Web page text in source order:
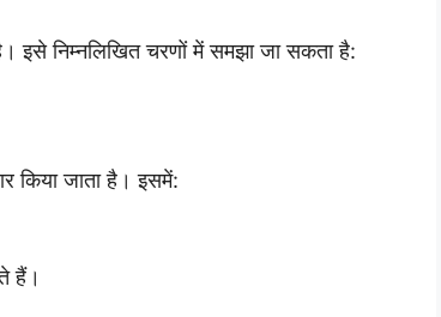
इसे निम्नलिखित चरणों में समझा जा सकता है:
किया जाता है। इसमें:
हैं।